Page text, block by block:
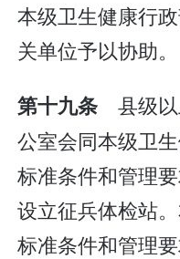
本级卫生健康行
关单位予以协助。
第十九条 县级以
公室会同本级卫
标准条件和管理
设立征兵体检站
标准条件和管理